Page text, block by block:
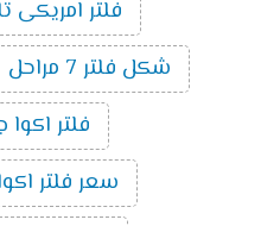
فلتر امريكى
شكل فلتر 7 مراحل
فلتر اكوا جيم 7
سعر فلتر اكوا